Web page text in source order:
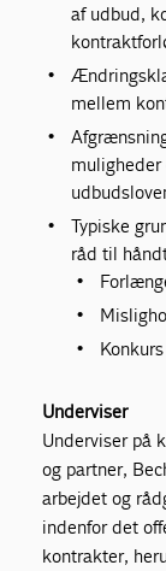
af udbud,
mellem
Typiske
råd til
Underviser
Underviser på
og partner,
arbejdet og
indenfor det
kontrakter,